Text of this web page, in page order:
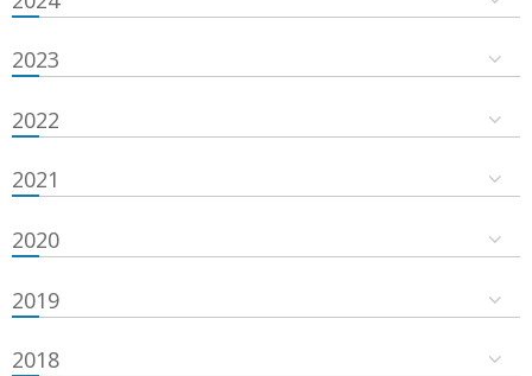
2023
2022
2021
2020
2019
2018